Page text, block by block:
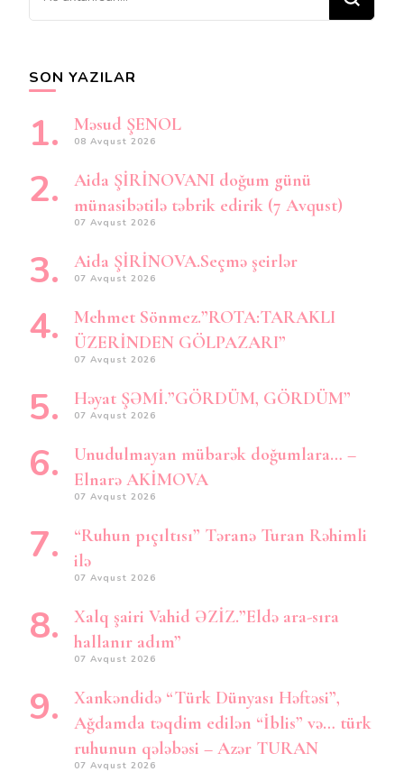
şey
SON YAZILAR
Məsud ŞENOL
08 Avqust 2026
Aida ŞİRİNOVANI doğum günü
münasibətilə təbrik edirik (7 Avqust)
07 Avqust 2026
Aida ŞİRİNOVA.Seçmə şeirlər
07 Avqust 2026
Mehmet Sönmez.”ROTA:TARAKLI
ÜZERİNDEN GÖLPAZARI”
07 Avqust 2026
Həyat ŞƏMİ.”GÖRDÜM, GÖRDÜM”
07 Avqust 2026
Unudulmayan mübarək doğumlara… –
Elnarə AKİMOVA
07 Avqust 2026
“Ruhun pıçıltısı” Təranə Turan Rəhimli
ilə
07 Avqust 2026
Xalq şairi Vahid ƏZİZ.”Eldə ara-sıra
hallanır adım”
07 Avqust 2026
Xankəndidə “Türk Dünyası Həftəsi”,
Ağdamda təqdim edilən “İblis” və… türk
ruhunun qələbəsi – Azər TURAN
07 Avqust 2026